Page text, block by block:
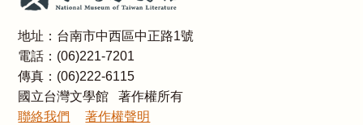
地址：台南市中西區中正路1號
電話：(06)221-7201
傳真：(06)222-6115
國立台灣文學館 著作權所有
聯絡我們
著作權聲明